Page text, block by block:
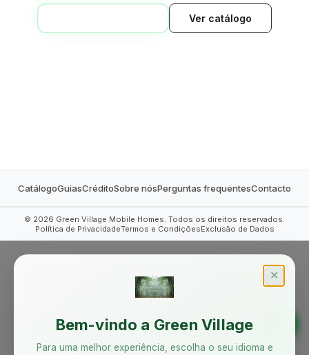
Ver catálogo
CatálogoGuiasCréditoSobre nósPerguntas frequentesContacto
© 2026 Green Village Mobile Homes. Todos os direitos reservados.
Política de PrivacidadeTermos e CondiçõesExclusão de Dados
✕
Bem-vindo a Green Village
Para uma melhor experiência, escolha o seu idioma e